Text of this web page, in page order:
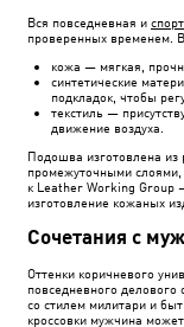
Вся повседневная и
проверенных временем.
кожа — мягкая,
синтетические
подкладок, чтобы
текстиль —
движение воздуха.
Подошва изготовлена
промежуточными слоями,
к Leather Working Group
изготовление кожаных
Сочетания с
Оттенки коричневого
повседневного
со стилем милитари и
кроссовки мужчина